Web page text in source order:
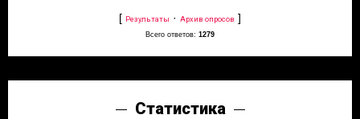
[ Результаты · Архив опросов ]
Всего ответов: 1279
Статистика